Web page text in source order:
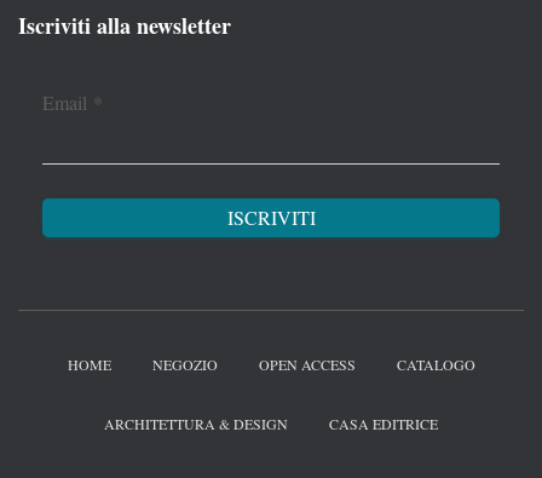
Iscriviti alla newsletter
Email *
HOME NEGOZIO OPEN ACCESS CATALOGO
ARCHITETTURA & DESIGN CASA EDITRICE